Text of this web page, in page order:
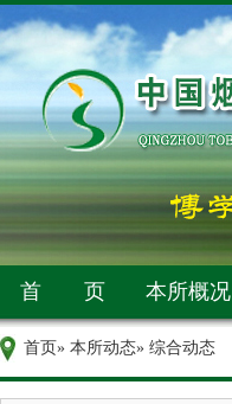
首 页 本所概况
首页» 本所动态» 综合动态